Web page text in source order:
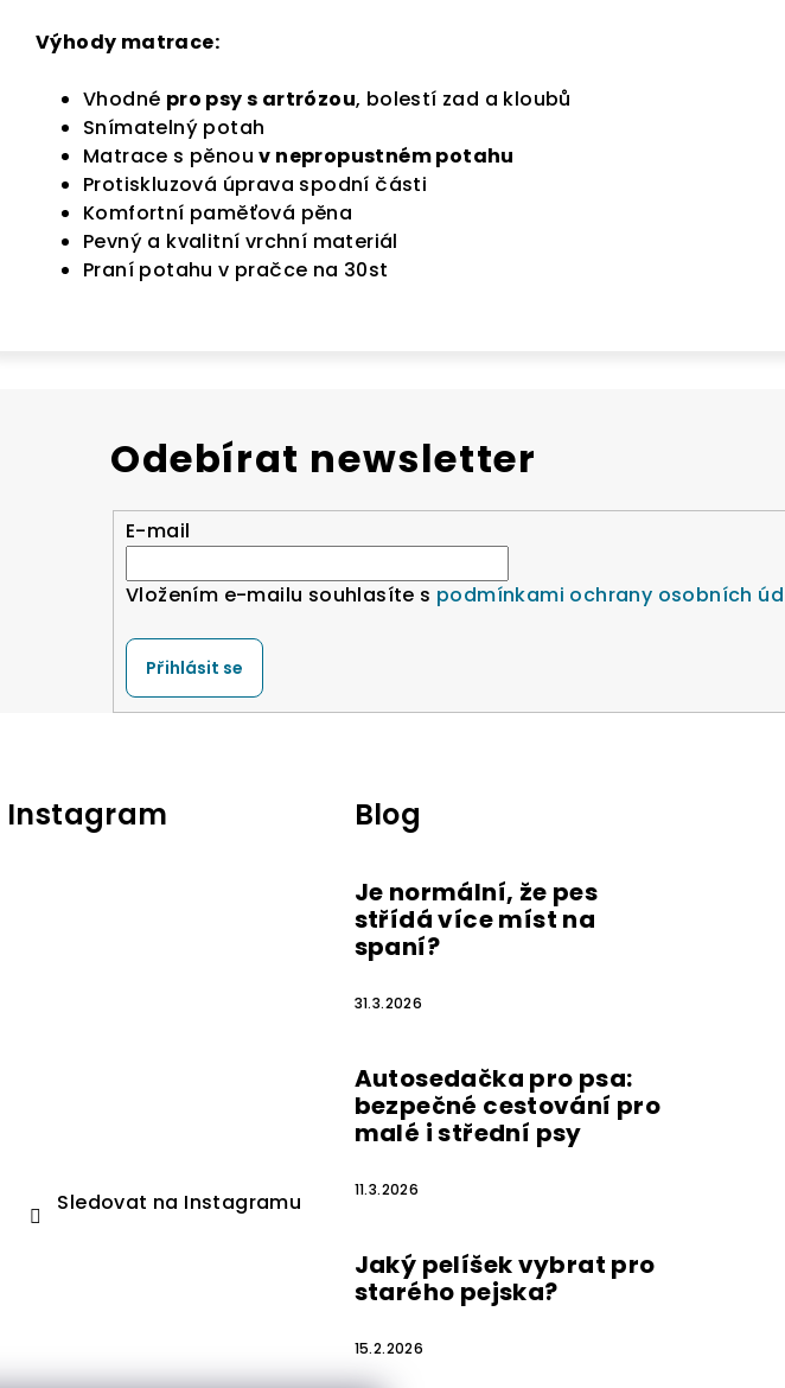
Výhody matrace:
Vhodné pro psy s artrózou, bolestí zad a kloubů
Snímatelný potah
Matrace s pěnouv nepropustném potahu
Protiskluzová úprava spodní části
Komfortní paměťová pěna
Pevný a kvalitní vrchní materiál
Praní potahu v pračce na 30st
Odebírat newsletter
E-mail
Vložením e-mailu souhlasíte s podmínkami ochrany osobních
Přihlásit se
Instagram
Sledovat na Instagramu
Blog
Je normální, že pes
střídá více míst na
spaní?
31.3.2026
Autosedačka pro psa:
bezpečné cestování pro
malé i střední psy
11.3.2026
Jaký pelíšek vybrat pro
starého pejska?
15.2.2026